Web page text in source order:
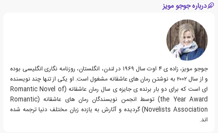
درباره جوجو مویز
جوجو مویز، زاده ی ۴ اوت سال ۱۹۶۹ در لندن، انگلستان، روزنامه نگاری انگلیسی بوده
و از سال ۲۰۰۲ به نوشتن رمان های عاشقانه مشغول است. او یکی از تنها چند نویسنده
ای است که برای دو بار برنده ی جایزه ی سال رمان عاشقانه (Romantic Novel of
the Year Award) توسط انجمن نویسندگان رمان های عاشقانه (Romantic
Novelists Association) گردیده و آثارش به یازده زبان مختلف دنیا ترجمه شده
اند.